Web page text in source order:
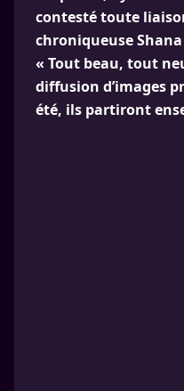
contesté toute
chroniqueuse
« Tout beau, tout
diffusion d’images
été, ils partiront